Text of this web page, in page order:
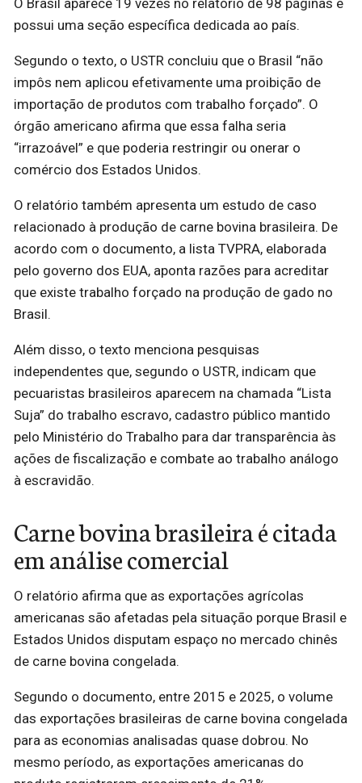
possui uma seção específica dedicada ao país.
Segundo o texto, o USTR concluiu que o Brasil “não
impôs nem aplicou efetivamente uma proibição de
importação de produtos com trabalho forçado”. O
órgão americano afirma que essa falha seria
“irrazoável” e que poderia restringir ou onerar o
comércio dos Estados Unidos.
O relatório também apresenta um estudo de caso
relacionado à produção de carne bovina brasileira. De
acordo com o documento, a lista TVPRA, elaborada
pelo governo dos EUA, aponta razões para acreditar
que existe trabalho forçado na produção de gado no
Brasil.
Além disso, o texto menciona pesquisas
independentes que, segundo o USTR, indicam que
pecuaristas brasileiros aparecem na chamada “Lista
Suja” do trabalho escravo, cadastro público mantido
pelo Ministério do Trabalho para dar transparência às
ações de fiscalização e combate ao trabalho análogo
à escravidão.
Carne bovina brasileira é citada
em análise comercial
O relatório afirma que as exportações agrícolas
americanas são afetadas pela situação porque Brasil e
Estados Unidos disputam espaço no mercado chinês
de carne bovina congelada.
Segundo o documento, entre 2015 e 2025, o volume
das exportações brasileiras de carne bovina congelada
para as economias analisadas quase dobrou. No
mesmo período, as exportações americanas do